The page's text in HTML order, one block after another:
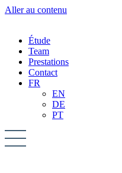
Aller au contenu
Étude
Team
Prestations
Contact
FR
EN
DE
PT